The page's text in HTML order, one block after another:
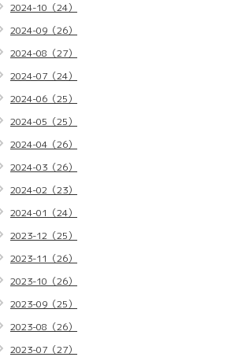
2024-10（24）
2024-09（26）
2024-08（27）
2024-07（24）
2024-06（25）
2024-05（25）
2024-04（26）
2024-03（26）
2024-02（23）
2024-01（24）
2023-12（25）
2023-11（26）
2023-10（26）
2023-09（25）
2023-08（26）
2023-07（27）